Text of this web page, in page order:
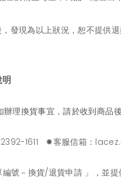
發現為以上狀況，恕不提供
辦理換貨事宜，請於收到商品
1611 ✹客服信箱：
號－換貨/退貨申請 」，並提